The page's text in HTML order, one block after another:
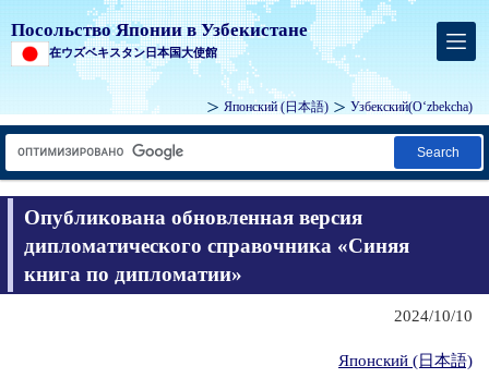
Посольство Японии в Узбекистане
在ウズベキスタン日本国大使館
Японский(日本語) Узбекский(Oʻzbekcha)
Search
Опубликована обновленная версия
дипломатического справочника «Синяя
книга по дипломатии»
2024/10/10
Японский (日本語)